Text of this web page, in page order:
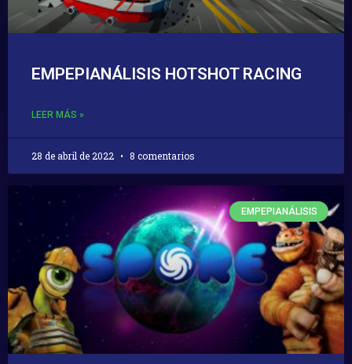
EMPEPIANÁLISIS HOTSHOT RACING
LEER MÁS »
28 de abril de 2022 8 comentarios
EMPEPIANÁLISIS